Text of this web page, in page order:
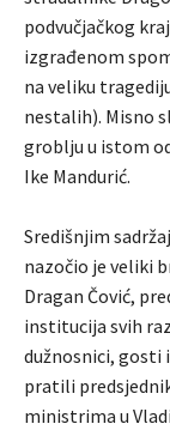
podvučjačkog
izgrađenom
na veliku
nestalih). Misno
groblju u istom
Ike Mandurić.
Središnjim
nazočio je veliki
Dragan Čović,
institucija svih
dužnosnici, gosti
pratili
ministrima u